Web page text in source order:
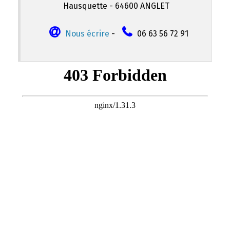
Hausquette - 64600 ANGLET
Nous écrire - 06 63 56 72 91